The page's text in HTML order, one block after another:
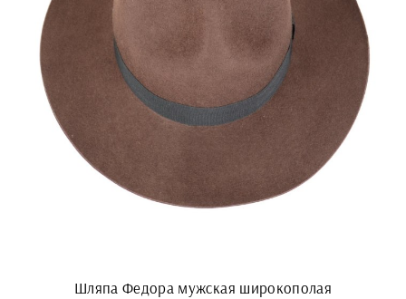
Шляпа Федора мужская широкополая